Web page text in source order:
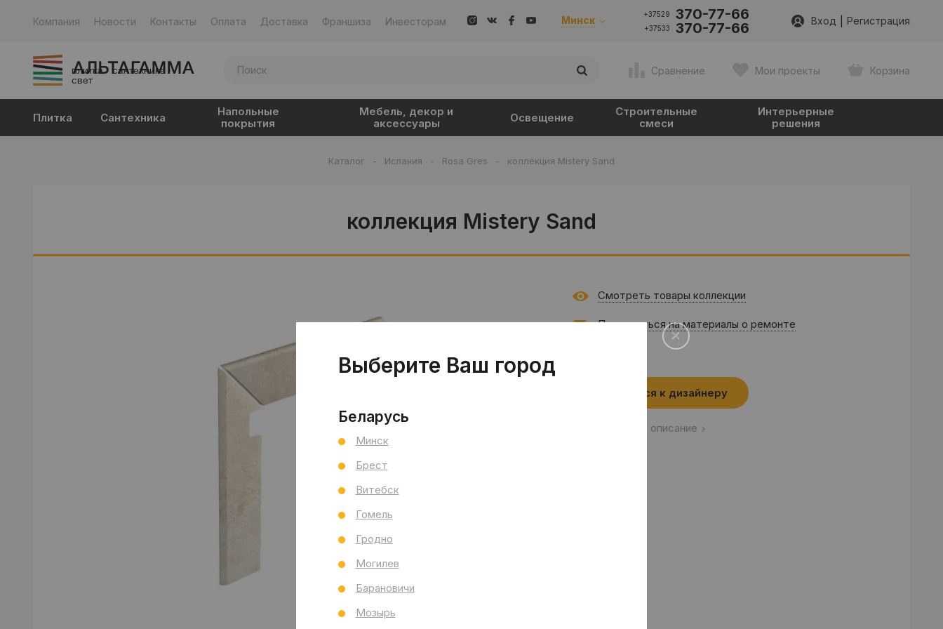
Компания Новости Контакты Оплата Доставка Франшиза Инвесторам Минск +37529 370-77-66
+37533 370-77-66 Вход Регистрация
плитка · сантехника ·
свет
Сравнение Мои проекты Корзина
Плитка Сантехника
Напольные
покрытия
Мебель, декор и
аксессуары
Освещение
Строительные
смеси
Интерьерные
решения
Каталог - Испания - Rosa Gres - коллекция Mistery Sand
коллекция Mistery Sand
Смотреть товары коллекции
Подписаться на материалы о ремонте
Записаться к дизайнеру
Читать полное описание
Выберите Ваш город
Беларусь
Минск
Брест
Витебск
Гомель
Гродно
Могилев
Барановичи
Мозырь